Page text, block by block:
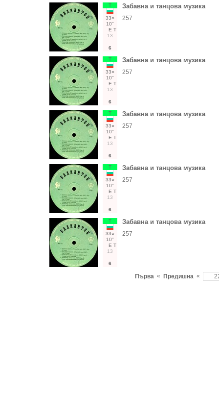
Т
33○
10"
Е Т
13
6
Забавна и танцова музика
257
Т
33○
10"
Е Т
13
6
Забавна и танцова музика
257
Т
33○
10"
Е Т
13
6
Забавна и танцова музика
257
Т
33○
10"
Е Т
13
6
Забавна и танцова музика
257
Т
33○
10"
Е Т
13
6
Забавна и танцова музика
257
Първа « Предишна «